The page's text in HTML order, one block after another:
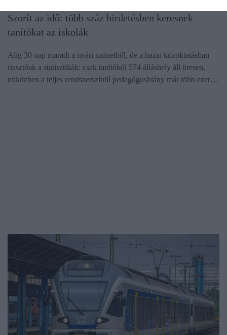
Szorít az idő: több száz hirdetésben keresnek
tanítókat az iskolák
Alig 30 nap maradt a nyári szünetből, de a hazai közoktatásban
riasztóak a statisztikák: csak tanítóból 574 álláshely áll üresen,
miközben a teljes rendszerszintű pedagógushiány már több ezer…